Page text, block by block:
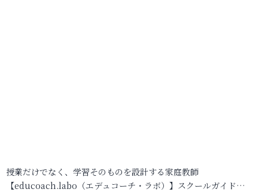
授業だけでなく、学習そのものを設計する家庭教師
【educoach.labo（エデュコーチ・ラボ）】スクールガイド…